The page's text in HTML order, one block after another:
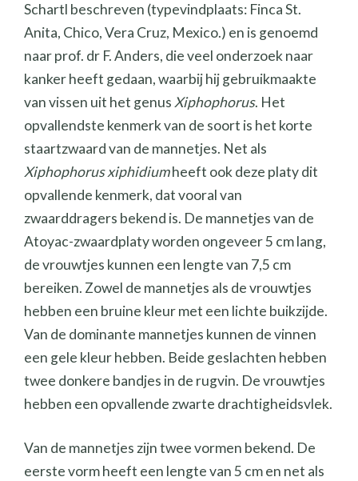
Schartl beschreven (typevindplaats: Finca St.
Anita, Chico, Vera Cruz, Mexico.) en is genoemd
naar prof. dr F. Anders, die veel onderzoek naar
kanker heeft gedaan, waarbij hij gebruikmaakte
van vissen uit het genusXiphophorus. Het
opvallendste kenmerk van de soort is het korte
staartzwaard van de mannetjes. Net als
Xiphophorus xiphidiumheeft ook deze platy dit
opvallende kenmerk, dat vooral van
zwaarddragers bekend is. De mannetjes van de
Atoyac-zwaardplaty worden ongeveer 5 cm lang,
de vrouwtjes kunnen een lengte van 7,5 cm
bereiken. Zowel de mannetjes als de vrouwtjes
hebben een bruine kleur met een lichte buikzijde.
Van de dominante mannetjes kunnen de vinnen
een gele kleur hebben. Beide geslachten hebben
twee donkere bandjes in de rugvin. De vrouwtjes
hebben een opvallende zwarte drachtigheidsvlek.
Van de mannetjes zijn twee vormen bekend. De
eerste vorm heeft een lengte van 5 cm en net als